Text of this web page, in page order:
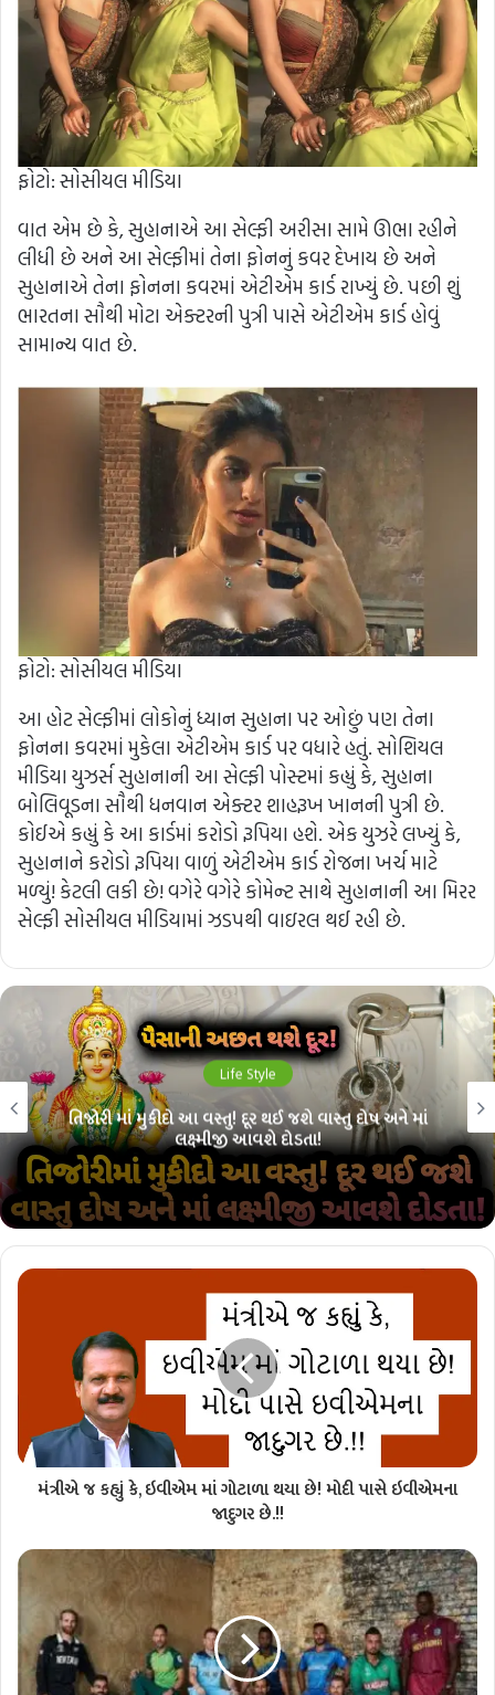
ફોટો: સોસીયલ મીડિયા
વાત એમ છે કે, સુહાનાએ આ સેલ્ફી અરીસા સામે ઊભા રહીને
લીધી છે અને આ સેલ્ફીમાં તેના ફોનનું કવર દેખાય છે અને
સુહાનાએ તેના ફોનના કવરમાં એટીએમ કાર્ડ રાખ્યું છે. પછી શું
ભારતના સૌથી મોટા એક્ટરની પુત્રી પાસે એટીએમ કાર્ડ હોવું
સામાન્ય વાત છે.
ફોટો: સોસીયલ મીડિયા
આ હોટ સેલ્ફીમાં લોકોનું ધ્યાન સુહાના પર ઓછું પણ તેના
ફોનના કવરમાં મુકેલા એટીએમ કાર્ડ પર વધારે હતું. સોશિયલ
મીડિયા યુઝર્સ સુહાનાની આ સેલ્ફી પોસ્ટમાં કહ્યું કે, સુહાના
બોલિવૂડના સૌથી ધનવાન એક્ટર શાહરૂખ ખાનની પુત્રી છે.
કોઈએ કહ્યું કે આ કાર્ડમાં કરોડો રૂપિયા હશે. એક યુઝરે લખ્યું કે,
સુહાનાને કરોડો રૂપિયા વાળું એટીએમ કાર્ડ રોજના ખર્ચ માટે
મળ્યું! કેટલી લકી છે! વગેરે વગેરે કોમેન્ટ સાથે સુહાનાની આ મિરર
સેલ્ફી સોસીયલ મીડિયામાં ઝડપથી વાઇરલ થઈ રહી છે.
Life Style
તિજોરી માં મુકીદો આ વસ્તુ! દૂર થઈ જશે વાસ્તુ દોષ અને માં
લક્ષ્મીજી આવશે દોડતા!
મંત્રીએ જ કહ્યું કે, ઇવીએમ માં ગોટાળા થયા છે! મોદી પાસે ઇવીએમના
જાદુગર છે.!!